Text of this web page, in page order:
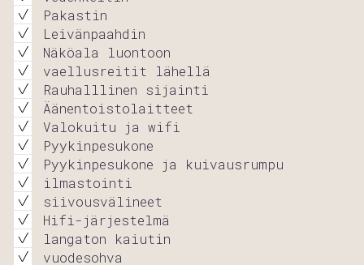
Pakastin
Leivänpaahdin
Näköala luontoon
vaellusreitit lähellä
Rauhalllinen sijainti
Äänentoistolaitteet
Valokuitu ja wifi
Pyykinpesukone
Pyykinpesukone ja kuivausrumpu
ilmastointi
siivousvälineet
Hifi-järjestelmä
langaton kaiutin
vuodesohva